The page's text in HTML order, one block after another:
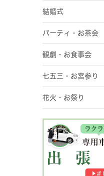
結婚式
パーティ・お茶会
観劇・お食事会
七五三・お宮参り
花火・お祭り